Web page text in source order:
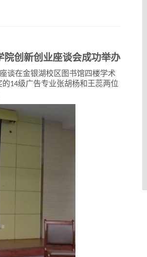
院创新创业座谈会成功举办
谈在金银湖校区图书馆四楼学术
的14级广告专业张胡杨和王蕊两位